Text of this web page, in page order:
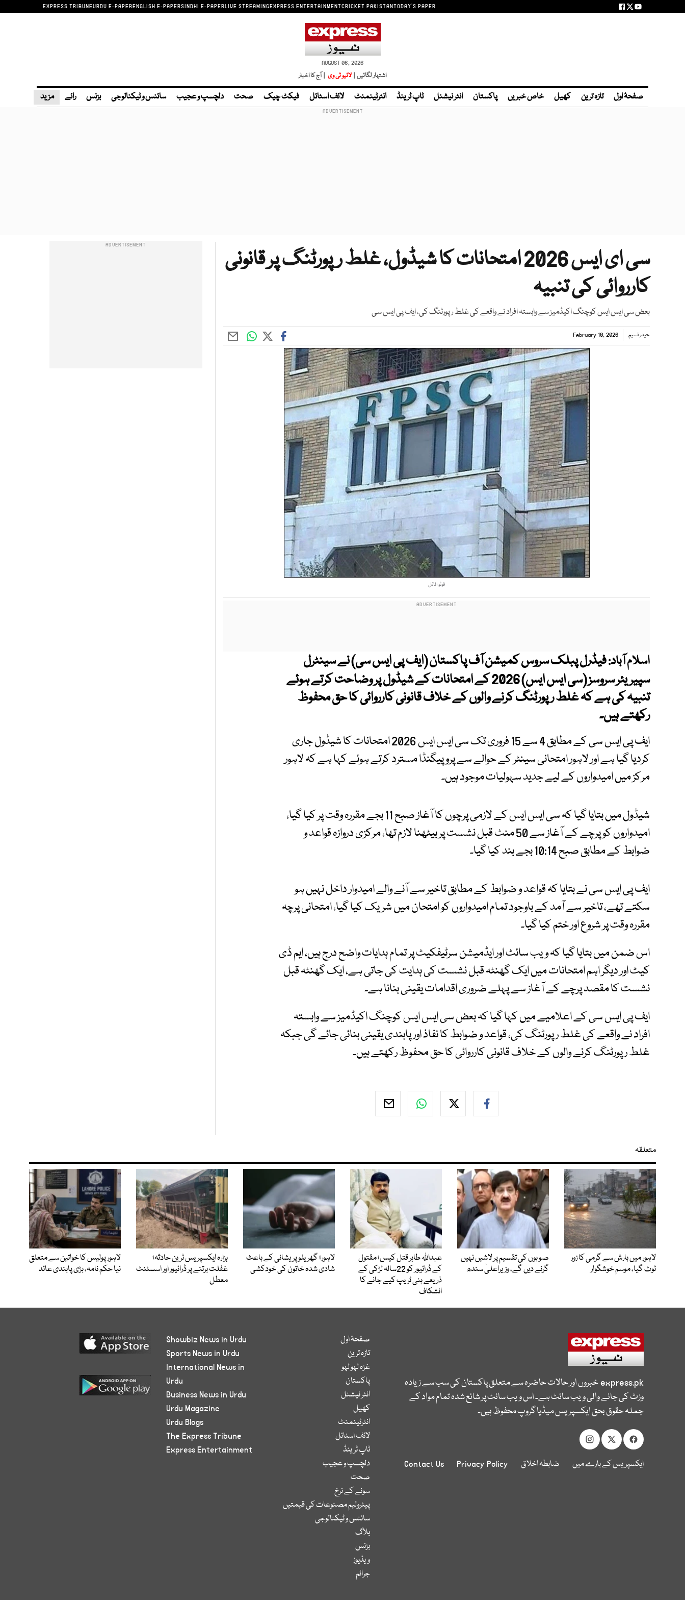
EXPRESS TRIBUNEURDU E-PAPERENGLISH E-PAPERSINDHI E-PAPERLIVE STREAMINGEXPRESS ENTERTAINMENTCRICKET PAKISTANTODAY'S PAPER
AUGUST 06, 2026
اشتہار لگائیں | لائیو ٹی وی | آج کا اخبار
صفحۂ اول تازہ ترین کھیل خاص خبریں پاکستان انٹر نیشنل ٹاپ ٹرینڈ انٹرٹینمنٹ لائف اسٹائل فیکٹ چیک صحت دلچسپ و عجیب سائنس و ٹیکنالوجی بزنس رائے مزید
سی ای ایس 2026 امتحانات کا شیڈول، غلط رپورٹنگ پر قانونی
کارروائی کی تنبیہ
بعض سی ایس ایس کوچنگ اکیڈمیز سے وابستہ افراد نے واقعے کی غلط رپورٹنگ کی، ایف پی ایس سی
حیدر نسیم February 10, 2026
فوٹو: فائل
اسلام آباد:فیڈرل پبلک سروس کمیشن آف پاکستان (ایف پی ایس سی) نے سینٹرل
سپیریئر سروسز (سی ایس ایس) 2026 کے امتحانات کے شیڈول پر وضاحت کرتے ہوئے
تنبیہ کی ہے کہ غلط رپورٹنگ کرنے والوں کے خلاف قانونی کارروائی کا حق محفوظ
رکھتے ہیں۔
ایف پی ایس سی کے مطابق 4 سے 15 فروری تک سی ایس ایس 2026 امتحانات کا شیڈول جاری
کردیا گیا ہے اور لاہور امتحانی سینٹر کے حوالے سے پروپیگنڈا مسترد کرتے ہوئے کہا ہے کہ لاہور
مرکز میں امیدواروں کے لیے جدید سہولیات موجود ہیں۔
شیڈول میں بتایا گیا کہ سی ایس ایس کے لازمی پرچوں کا آغاز صبح 11 بجے مقررہ وقت پر کیا گیا،
امیدواروں کو پرچے کے آغاز سے 50 منٹ قبل نشست پر بیٹھنا لازم تھا، مرکزی دروازہ قواعد و
ضوابط کے مطابق صبح 10:14 بجے بند کیا گیا۔
ایف پی ایس سی نے بتایا کہ قواعد و ضوابط کے مطابق تاخیر سے آنے والے امیدوار داخل نہیں ہو
سکتے تھے، تاخیر سے آمد کے باوجود تمام امیدواروں کو امتحان میں شریک کیا گیا، امتحانی پرچہ
مقررہ وقت پر شروع اور ختم کیا گیا۔
اس ضمن میں بتایا گیا کہ ویب سائٹ اور ایڈمیشن سرٹیفکیٹ پر تمام ہدایات واضح درج ہیں، ایم ڈی
کیٹ اور دیگر اہم امتحانات میں ایک گھنٹہ قبل نشست کی ہدایت کی جاتی ہے، ایک گھنٹہ قبل
نشست کا مقصد پرچے کے آغاز سے پہلے ضروری اقدامات یقینی بنانا ہے۔
ایف پی ایس سی کے اعلامیے میں کہا گیا کہ بعض سی ایس ایس کوچنگ اکیڈمیز سے وابستہ
افراد نے واقعے کی غلط رپورٹنگ کی، قواعد و ضوابط کا نفاذ اور پابندی یقینی بنائی جائے گی جبکہ
غلط رپورٹنگ کرنے والوں کے خلاف قانونی کارروائی کا حق محفوظ رکھتے ہیں۔
متعلقہ
لاہور میں بارش سے گرمی کا زور
ٹوٹ گیا، موسم خوشگوار
صوبوں کی تقسیم پر لاشیں نہیں
گرنے دیں گے، وزیراعلیٰ سندھ
عبداللہ طاہر قتل کیس؛ مقتول
کے ڈرائیور کو 22سالہ لڑکی کے
ذریعے ہنی ٹریپ کیے جانے کا
انشکاف
لاہور؛ گھریلو پریشانی کے باعث
شادی شدہ خاتون کی خودکشی
ہزارہ ایکسپریس ٹرین حادثہ؛
غفلت برتنے پر ڈرائیور اور اسسٹنٹ
معطل
لاہور پولیس کا خواتین سے متعلق
نیا حکم نامہ، بڑی پابندی عائد
express.pkخبروں اور حالات حاضرہ سے متعلق پاکستان کی سب سے زیادہ
وزٹ کی جانے والی ویب سائٹ ہے۔ اس ویب سائٹ پر شائع شدہ تمام مواد کے
جملہ حقوق بحق ایکسپریس میڈیا گروپ محفوظ ہیں۔
ایکسپریس کے بارے میں ضابطہ اخلاق Privacy Policy
Contact Us
صفحۂ اول
تازہ ترین
غزہ لہو لہو
پاکستان
انٹر نیشنل
کھیل
انٹرٹینمنٹ
لائف اسٹائل
ٹاپ ٹرینڈ
دلچسپ و عجیب
صحت
سونے کے نرخ
پیٹرولیم مصنوعات کی قیمتیں
سائنس و ٹیکنالوجی
بلاگ
بزنس
ویڈیوز
جرائم
Showbiz News in Urdu
Sports News in Urdu
International News in
Urdu
Business News in Urdu
Urdu Magazine
Urdu Blogs
The Express Tribune
Express Entertainment